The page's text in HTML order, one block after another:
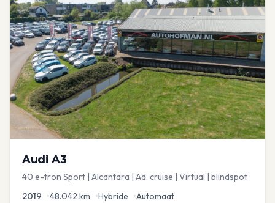
Audi A3
40 e-tron Sport | Alcantara | Ad. cruise | Virtual | blindspot
2019 •48.042 km •Hybride •Automaat